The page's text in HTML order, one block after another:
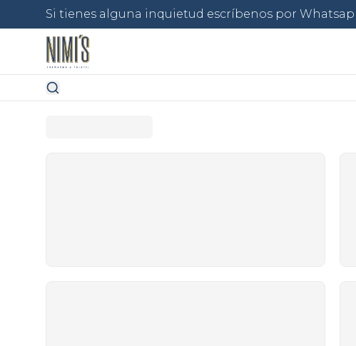
Si tienes alguna inquietud escríbenos por